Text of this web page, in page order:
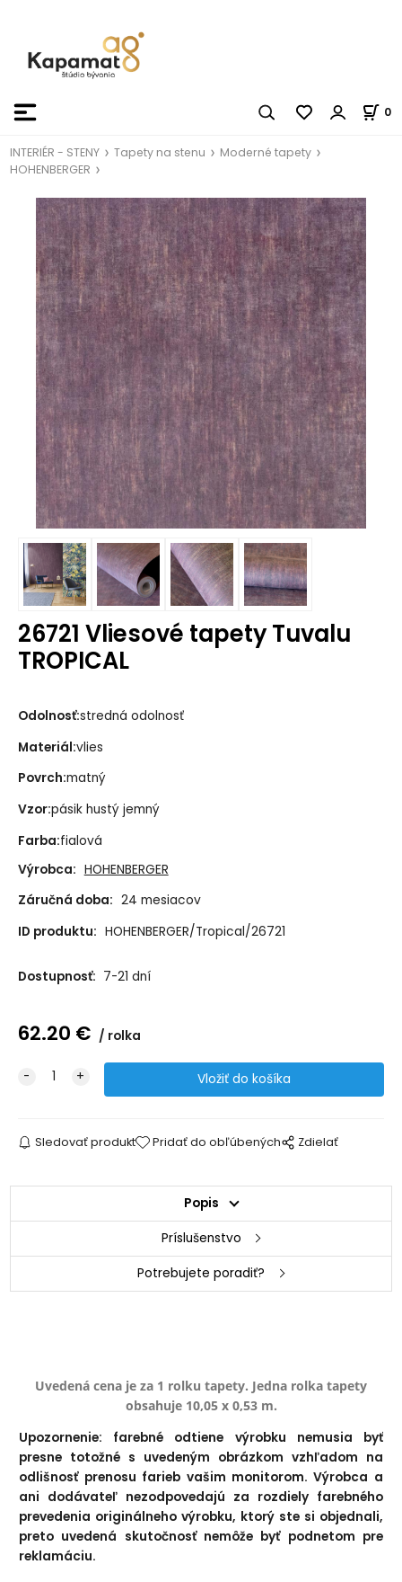
0
INTERIÉR - STENY Tapety na stenu
Moderné tapety
HOHENBERGER
26721 Vliesové tapety Tuvalu
TROPICAL
Odolnosť:stredná odolnosť
Materiál:vlies
Povrch:matný
Vzor:pásik hustý jemný
Farba:fialová
Výrobca: HOHENBERGER
Záručná doba: 24 mesiacov
ID produktu: HOHENBERGER/Tropical/26721
Dostupnosť: 7-21 dní
62.20 € rolka
Sledovať produkt Pridať do obľúbených Zdielať
Popis
Príslušenstvo
Potrebujete poradiť?
Uvedená cena je za 1 rolku tapety. Jedna rolka tapety
obsahuje 10,05 x 0,53 m.
Upozornenie: farebné odtiene výrobku nemusia byť
presne totožné s uvedeným obrázkom vzhľadom na
odlišnosť prenosu farieb vašim monitorom. Výrobca a
ani dodávateľ nezodpovedajú za rozdiely farebného
prevedenia originálneho výrobku, ktorý ste si objednali,
preto uvedená skutočnosť nemôže byť podnetom pre
reklamáciu.